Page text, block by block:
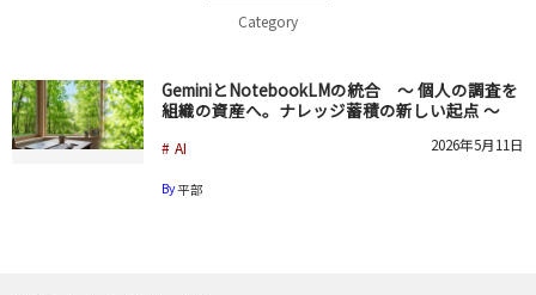
Category
GeminiとNotebookLMの統合 〜 個人の調査を
組織の資産へ。ナレッジ蓄積の新しい起点 〜
AI 2026年5月11日
By平部